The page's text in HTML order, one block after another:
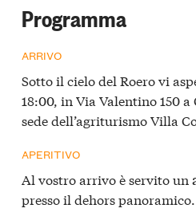
Programma
ARRIVO
Sotto il cielo del Roero vi
18:00, in Via Valentino 150
sede dell’agriturismo Villa
APERITIVO
Al vostro arrivo è servito un
presso il dehors panoramico.